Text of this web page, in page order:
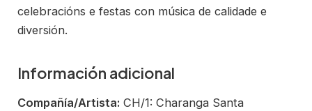
celebracións e festas con música de calidade e
diversión.
Información adicional
Compañía/Artista: CH/1: Charanga Santa